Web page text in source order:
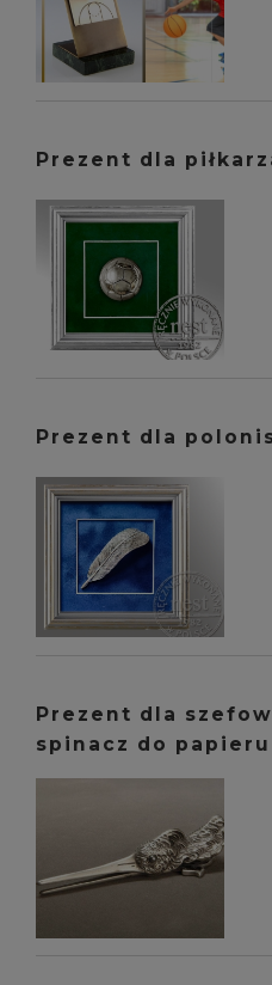
Prezent dla
Prezent dla
Prezent dla
spinacz do papieru